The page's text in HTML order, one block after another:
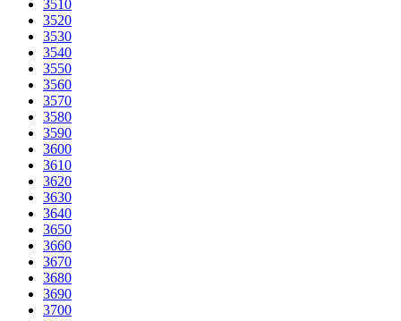
3510
3520
3530
3540
3550
3560
3570
3580
3590
3600
3610
3620
3630
3640
3650
3660
3670
3680
3690
3700